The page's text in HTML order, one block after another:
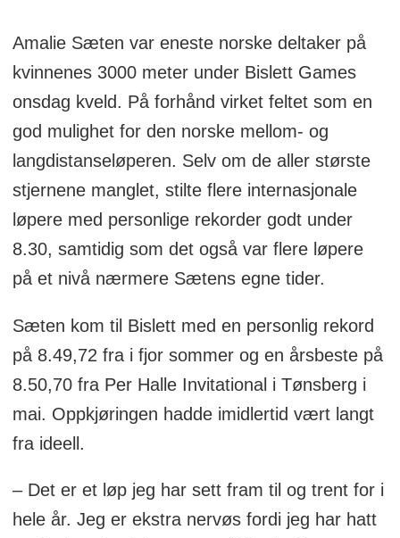
Amalie Sæten var eneste norske deltaker på
kvinnenes 3000 meter under Bislett Games
onsdag kveld. På forhånd virket feltet som en
god mulighet for den norske mellom- og
langdistanseløperen. Selv om de aller største
stjernene manglet, stilte flere internasjonale
løpere med personlige rekorder godt under
8.30, samtidig som det også var flere løpere
på et nivå nærmere Sætens egne tider.
Sæten kom til Bislett med en personlig rekord
på 8.49,72 fra i fjor sommer og en årsbeste på
8.50,70 fra Per Halle Invitational i Tønsberg i
mai. Oppkjøringen hadde imidlertid vært langt
fra ideell.
– Det er et løp jeg har sett fram til og trent for i
hele år. Jeg er ekstra nervøs fordi jeg har hatt